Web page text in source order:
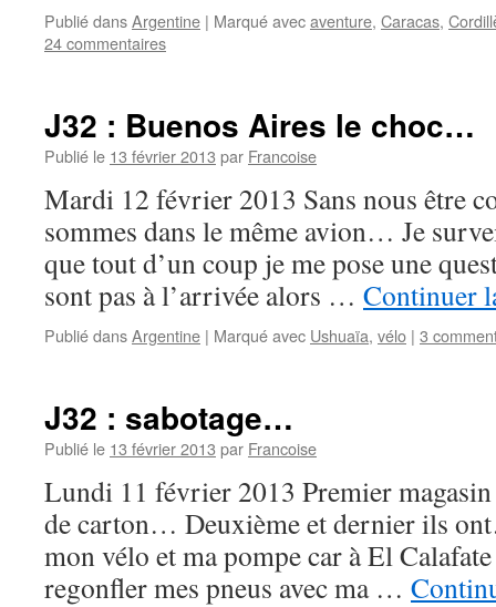
Publié dansArgentine | Marqué avecaventure, Caracas,
24 commentaires
J32 : Buenos Aires le choc…
Publié le 13 février 2013 par Francoise
Mardi 12 février 2013 Sans nous être
sommes dans le même avion… Je
que tout d’un coup je me pose une
sont pas à l’arrivée alors … Continuer
Publié dansArgentine | Marqué avec Ushuaïa, vélo | 3
J32 : sabotage…
Publié le 13 février 2013 par Francoise
Lundi 11 février 2013 Premier magasin
de carton… Deuxième et dernier ils
mon vélo et ma pompe car à El
regonfler mes pneus avec ma …